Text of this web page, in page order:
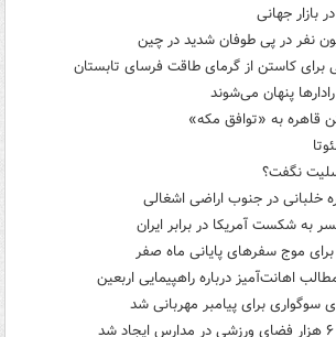
بازار جهانی
نفر در پی طوفان شدید در چین
برای کاستن از گرمای طاقت فرسای تابستان
پنهان می‌شوند
قاهره به «توافق مکه»
نگفت؟
خلبانی در جنوب اراضی اشغالی
به شکست آمریکا در برابر ایران
موج سفرهای پایانی ماه صفر
اهانت‌آمیز درباره راهپیمایی اربعین
سوگواری برای پیامبر مهربانی شد